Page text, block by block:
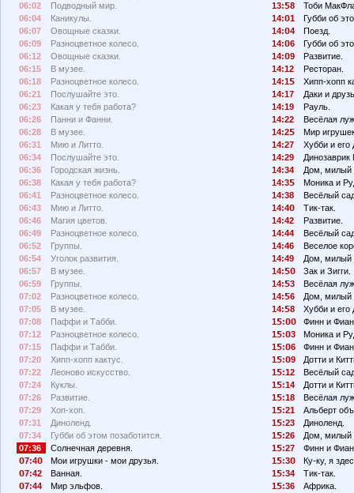
06:02
Подводный мир.
06:04
Каникулы.
06:07
Овощные сказки.
06:09
Разноцветное колесо.
06:12
Овощные сказки.
06:15
В музее.
06:18
Разноцветное колесо.
06:21
Послушайте это.
06:23
Какая у тебя работа?
06:26
Панни и Фанни.
06:28
В музее.
06:31
Мию и Литто.
06:34
Послушайте это.
06:36
Городская жизнь.
06:38
Какая у тебя работа?
06:41
Разноцветное колесо.
06:43
Мию и Литто.
06:46
Магия цветов.
06:49
Разноцветное колесо.
06:52
Группы.
06:54
Уголок развития.
06:57
В музее.
06:59
Группы.
07:02
Разноцветное колесо.
07:05
В музее.
07:08
Паффи и Табби.
07:12
Разноцветное колесо.
07:15
Паффи и Табби.
07:20
Хипп-хопп кактус.
07:22
Леоново искусство.
07:24
Куклы.
07:26
Развитие.
07:29
Хоп-хоп.
07:31
Диноленд.
07:34
Губби об этом позаботится.
07:36
Солнечная деревня.
7:4
Мои игрушки - мои друзья.
7:42
Ванная.
7:44
Мир эльфов.
13:
8
Тоби
14:
1
Губби об
14:
4
Поезд.
14:
6
Губби об
14:
9
Развитие.
14:12
Ресторан.
14:1
Хипп-хопп
14:17
Даки и
14:19
Рауль.
14:22
Весёлая
14:2
Мир
14:27
Хубби и его
14:29
Динозаврик
14:34
Дом, милый
14:3
Моника и
14:38
Весёлый
14:4
Тик-так.
14:42
Развитие.
14:44
Весёлый
14:46
Веселое
14:49
Дом, милый
14:
Зак и Зигги.
14:
3
Весёлая
14:
6
Дом, милый
14:
8
Хубби и его
1
:
Финн и
1
: 3
Моника и
1
: 6
Финн и
1
: 9
Дотти и
1
:12
Весёлый
1
:14
Дотти и
1
:18
Весёлая
1
:21
Альберт
1
:23
Диноленд.
1
:26
Дом, милый
1
:27
Финн и
1
:3
Ку-ку, я
1
:34
Тик-так.
1
:36
Африка.